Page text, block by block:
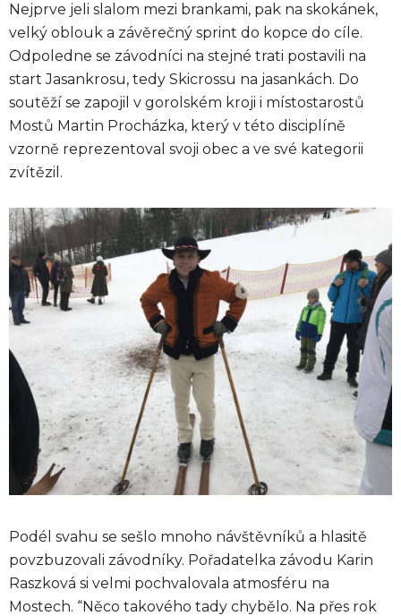
Nejprve jeli slalom mezi brankami, pak na skokánek,
velký oblouk a závěrečný sprint do kopce do cíle.
Odpoledne se závodníci na stejné trati postavili na
start Jasankrosu, tedy Skicrossu na jasankách. Do
soutěží se zapojil v gorolském kroji i místostarostů
Mostů Martin Procházka, který v této disciplíně
vzorně reprezentoval svoji obec a ve své kategorii
zvítězil.
Podél svahu se sešlo mnoho návštěvníků a hlasitě
povzbuzovali závodníky. Pořadatelka závodu Karin
Raszková si velmi pochvalovala atmosféru na
Mostech. “Něco takového tady chybělo. Na přes rok